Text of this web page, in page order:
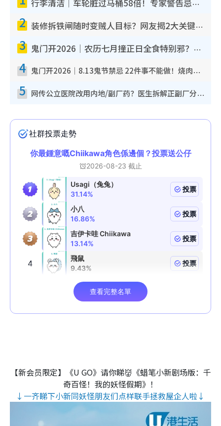
行李清洁｜车轮脏过马桶58倍！专家警告忌用酒精擦 教1招免脏手除菌
2 装修拆铁闸随时变贼人目标？网友揭2大关键用途：装新款等于白装？附新旧铁闸分别
3 鬼门开2026｜农历七月撞正日全食特别邪？专家警告切忌做一事！揭4大禁忌+2招保平安
4 鬼门开2026｜8.13鬼节禁忌 22件事不能做！烧肉、刺身要少食？半夜勿吹口哨/打给个电话
5 网传公立医院改用内地/副厂药？医生拆解正副厂分别，揭4类人换药随时出事
【新会员限定】《U GO》请你睇👹《蜡笔小新剧场版：千
奇百怪！我的妖怪假期》！
↓一齐睇下小新同妖怪朋友们点样联手拯救屋企人啦↓